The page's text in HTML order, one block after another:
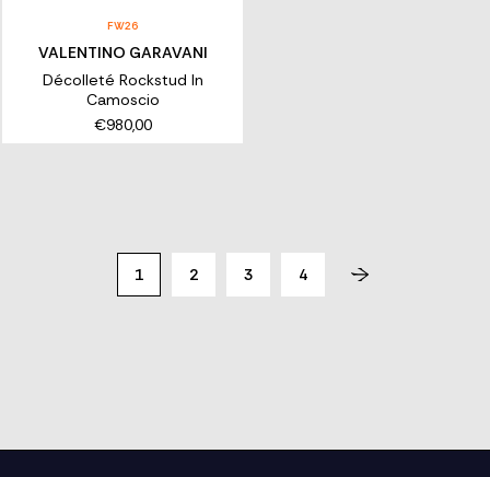
FW26
VALENTINO GARAVANI
Décolleté Rockstud In
Camoscio
€980,00
1 2 3 4